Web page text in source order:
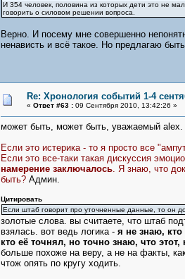
И 354 человек, половина из которых дети это не
говорить о силовом решении вопроса.
Верно. И посему мне совершенно
ненависть и всё такое. Но предлагаю
Re: Хронология событий 1-4
« Ответ #63 :09 Сентября 2010, 13:42:26 »
может быть, может быть, уважаемый
Если это истерика - то я просто все
Если это все-таки такая дискуссия
намерение заключалось. Я знаю, что
быть?Админ.
Цитировать
Если штаб говорит про уточненные данные, то он
золотые слова. вы считаете, что штаб
взялась. вот ведь логика - я не знаю,
кто её точнял, но точно знаю, что
больше похоже на веру, а не на факты,
чтож опять по кругу ходить.